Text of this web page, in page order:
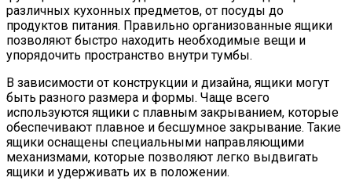
различных кухонных предметов, от посуды до
продуктов питания. Правильно организованные ящики
позволяют быстро находить необходимые вещи и
упорядочить пространство внутри тумбы.
В зависимости от конструкции и дизайна, ящики могут
быть разного размера и формы. Чаще всего
используются ящики с плавным закрыванием, которые
обеспечивают плавное и бесшумное закрывание. Такие
ящики оснащены специальными направляющими
механизмами, которые позволяют легко выдвигать
ящики и удерживать их в положении.